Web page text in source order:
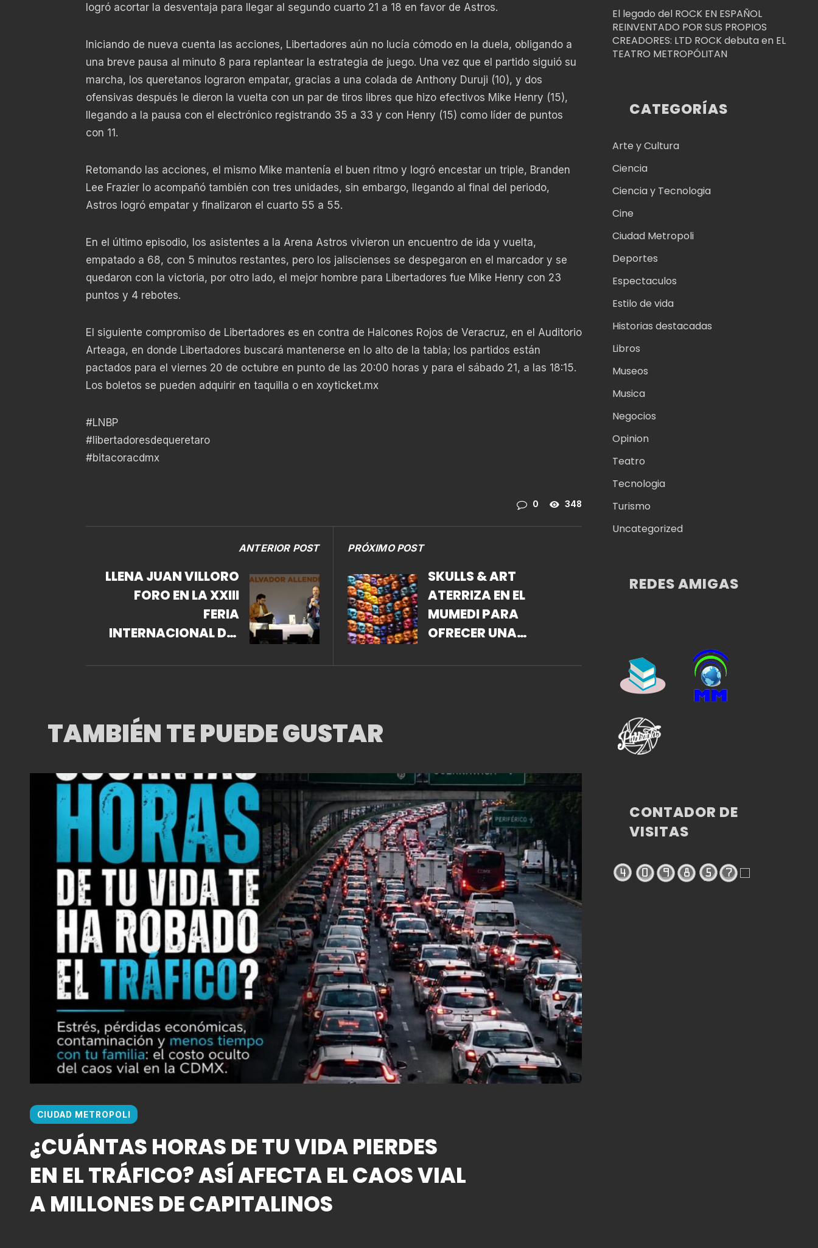
logró acortar la desventaja para llegar al segundo cuarto 21 a 18 en favor de Astros.
Iniciando de nueva cuenta las acciones, Libertadores aún no lucía cómodo en la duela, obligando a
una breve pausa al minuto 8 para replantear la estrategia de juego. Una vez que el partido siguió su
marcha, los queretanos lograron empatar, gracias a una colada de Anthony Duruji (10), y dos
ofensivas después le dieron la vuelta con un par de tiros libres que hizo efectivos Mike Henry (15),
llegando a la pausa con el electrónico registrando 35 a 33 y con Henry (15) como líder de puntos
con 11.
Retomando las acciones, el mismo Mike mantenía el buen ritmo y logró encestar un triple, Branden
Lee Frazier lo acompañó también con tres unidades, sin embargo, llegando al final del periodo,
Astros logró empatar y finalizaron el cuarto 55 a 55.
En el último episodio, los asistentes a la Arena Astros vivieron un encuentro de ida y vuelta,
empatado a 68, con 5 minutos restantes, pero los jaliscienses se despegaron en el marcador y se
quedaron con la victoria, por otro lado, el mejor hombre para Libertadores fue Mike Henry con 23
puntos y 4 rebotes.
El siguiente compromiso de Libertadores es en contra de Halcones Rojos de Veracruz, en el Auditorio
Arteaga, en donde Libertadores buscará mantenerse en lo alto de la tabla; los partidos están
pactados para el viernes 20 de octubre en punto de las 20:00 horas y para el sábado 21, a las 18:15.
Los boletos se pueden adquirir en taquilla o en xoyticket.mx
#LNBP
#libertadoresdequeretaro
#bitacoracdmx
0 348
ANTERIOR POST
LLENA JUAN VILLORO
FORO EN LA XXIII
FERIA
INTERNACIONAL DEL
CON OBRA DEDICADA
PRÓXIMO POST
SKULLS & ART
ATERRIZA EN EL
MUMEDI PARA
OFRECER UNA
EXHIBICIÓN DE
TAMBIÉN TE PUEDE GUSTAR
CIUDAD METROPOLI
¿CUÁNTAS HORAS DE TU VIDA PIERDES
EN EL TRÁFICO? ASÍ AFECTA EL CAOS VIAL
A MILLONES DE CAPITALINOS
El legado del ROCK EN ESPAÑOL
REINVENTADO POR SUS PROPIOS
CREADORES: LTD ROCK debuta en EL
TEATRO METROPÓLITAN
CATEGORÍAS
Arte y Cultura
Ciencia
Ciencia y Tecnologia
Cine
Ciudad Metropoli
Deportes
Espectaculos
Estilo de vida
Historias destacadas
Libros
Museos
Musica
Negocios
Opinion
Teatro
Tecnologia
Turismo
Uncategorized
REDES AMIGAS
CONTADOR DE
VISITAS